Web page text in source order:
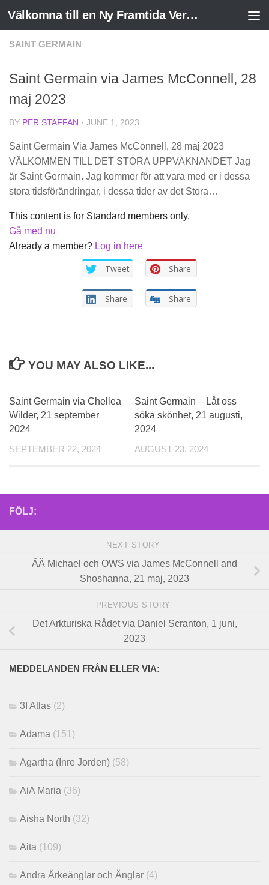
Skip to content Välkomna till en Ny Framtida Verklighet
SAINT GERMAIN
Saint Germain via James McConnell, 28
maj 2023
BY PER STAFFAN · JUNE 1, 2023
Saint Germain Via James McConnell, 28 maj 2023
VÄLKOMMEN TILL DET STORA UPPVAKNANDET Jag
är Saint Germain. Jag kommer för att vara med er i dessa
stora tidsförändringar, i dessa tider av det Stora…
This content is for Standard members only.
Gå med nu
Already a member? Log in here
Tweet Share
Share Share
YOU MAY ALSO LIKE...
Saint Germain via Chellea
Wilder, 21 september
2024
SEPTEMBER 22, 2024
Saint Germain – Låt oss
söka skönhet, 21 augusti,
2024
AUGUST 23, 2024
FÖLJ:
NEXT STORY
ÄÄ Michael och OWS via James McConnell and
Shoshanna, 21 maj, 2023
PREVIOUS STORY
Det Arkturiska Rådet via Daniel Scranton, 1 juni,
2023
MEDDELANDEN FRÅN ELLER VIA:
3I Atlas (2)
Adama (151)
Agartha (Inre Jorden) (58)
AiA Maria (36)
Aisha North (32)
Aita (109)
Andra Ärkeänglar och Änglar (4)